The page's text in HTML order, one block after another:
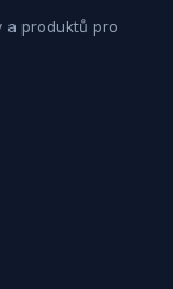
a produktů pro